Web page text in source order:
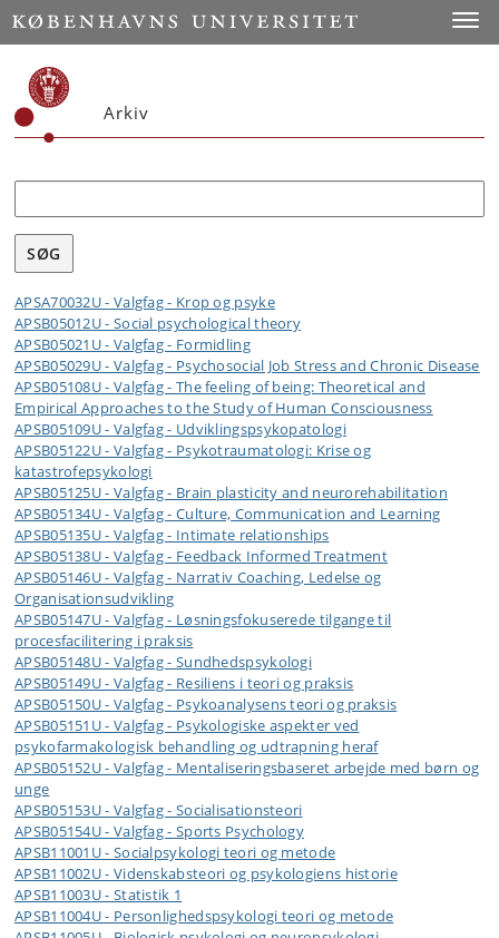
Arkiv
APSA70032U - Valgfag - Krop og psyke
APSB05012U - Social psychological theory
APSB05021U - Valgfag - Formidling
APSB05029U - Valgfag - Psychosocial Job Stress and Chronic Disease
APSB05108U - Valgfag - The feeling of being: Theoretical and
Empirical Approaches to the Study of Human Consciousness
APSB05109U - Valgfag - Udviklingspsykopatologi
APSB05122U - Valgfag - Psykotraumatologi: Krise og
katastrofepsykologi
APSB05125U - Valgfag - Brain plasticity and neurorehabilitation
APSB05134U - Valgfag - Culture, Communication and Learning
APSB05135U - Valgfag - Intimate relationships
APSB05138U - Valgfag - Feedback Informed Treatment
APSB05146U - Valgfag - Narrativ Coaching, Ledelse og
Organisationsudvikling
APSB05147U - Valgfag - Løsningsfokuserede tilgange til
procesfacilitering i praksis
APSB05148U - Valgfag - Sundhedspsykologi
APSB05149U - Valgfag - Resiliens i teori og praksis
APSB05150U - Valgfag - Psykoanalysens teori og praksis
APSB05151U - Valgfag - Psykologiske aspekter ved
psykofarmakologisk behandling og udtrapning heraf
APSB05152U - Valgfag - Mentaliseringsbaseret arbejde med børn og
unge
APSB05153U - Valgfag - Socialisationsteori
APSB05154U - Valgfag - Sports Psychology
APSB11001U - Socialpsykologi teori og metode
APSB11002U - Videnskabsteori og psykologiens historie
APSB11003U - Statistik 1
APSB11004U - Personlighedspsykologi teori og metode